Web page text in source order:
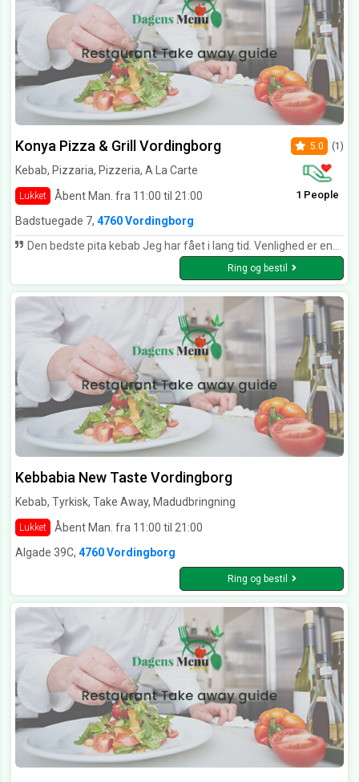
Konya Pizza & Grill Vordingborg
Kebab, Pizzaria, Pizzeria, A La Carte
Lukket Åbent Man. fra 11:00 til 21:00
5.0 (1)
1 People
Badstuegade 7, 4760 Vordingborg
Den bedste pita kebab Jeg har fået i lang tid. Venlighed er enstor del afmenu tillige. Tak for det
Ring og bestil
Kebbabia New Taste Vordingborg
Kebab, Tyrkisk, Take Away, Madudbringning
Lukket
Åbent Man. fra 11:00 til 21:00
Algade 39C, 4760 Vordingborg
Ring og bestil